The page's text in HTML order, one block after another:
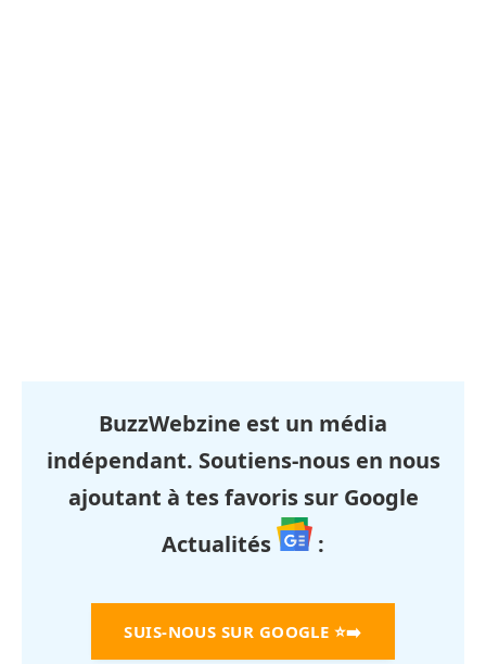
BuzzWebzine est un média
indépendant. Soutiens-nous en nous
ajoutant à tes favoris sur Google
Actualités
:
SUIS-NOUS SUR GOOGLE ⭐➡️